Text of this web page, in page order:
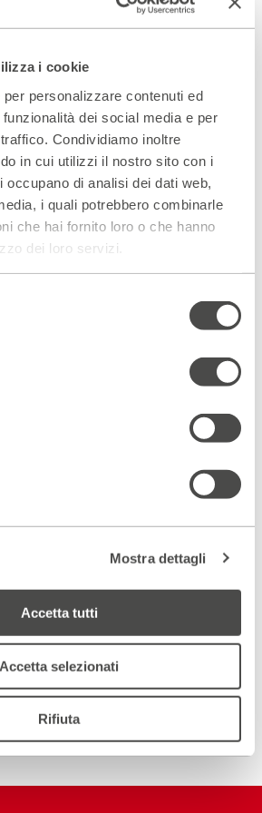
i cookie
personalizzare contenuti ed
dei social media e per
Condividiamo inoltre
in cui utilizzi il nostro sito con i
di analisi dei dati web,
i quali potrebbero combinarle
che hai fornito loro o che hanno
dei loro servizi.
Mostra dettagli
Accetta tutti
Accetta selezionati
Rifiuta
posto a una profonda, imperscrutabile
fortissima presa.
Valter Malosti e Roberta Carpani